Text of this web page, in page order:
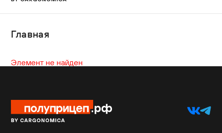
Главная
Элемент не найден